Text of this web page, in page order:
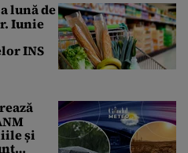
lună de
Iunie
INS
și